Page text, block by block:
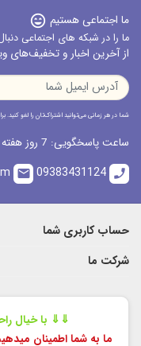
ما اجتماعی هستیم sentiment_very_satisfied
ما را در شبکه های اجتماعی
از آخرین اخبار و تخفیف‌های
شما در هر زمانی می‌توانید اشتراک‌تان را لغو کنید.
ساعت پاسخگویی: 7 روز هفته 24 ساعته پاسخگو شما هستیم
call
09383431124
email
حساب کاربری شما
شرکت ما
⇓⇓ با خیال
ما به شما اطمینان